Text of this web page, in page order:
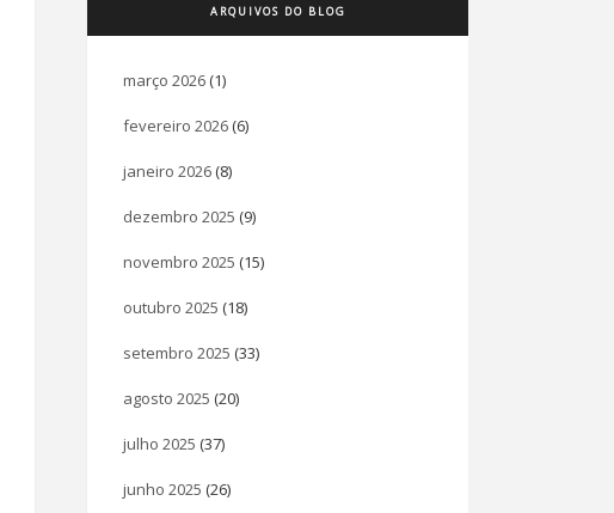
ARQUIVOS DO BLOG
março 2026 (1)
fevereiro 2026 (6)
janeiro 2026 (8)
dezembro 2025 (9)
novembro 2025 (15)
outubro 2025 (18)
setembro 2025 (33)
agosto 2025 (20)
julho 2025 (37)
junho 2025 (26)